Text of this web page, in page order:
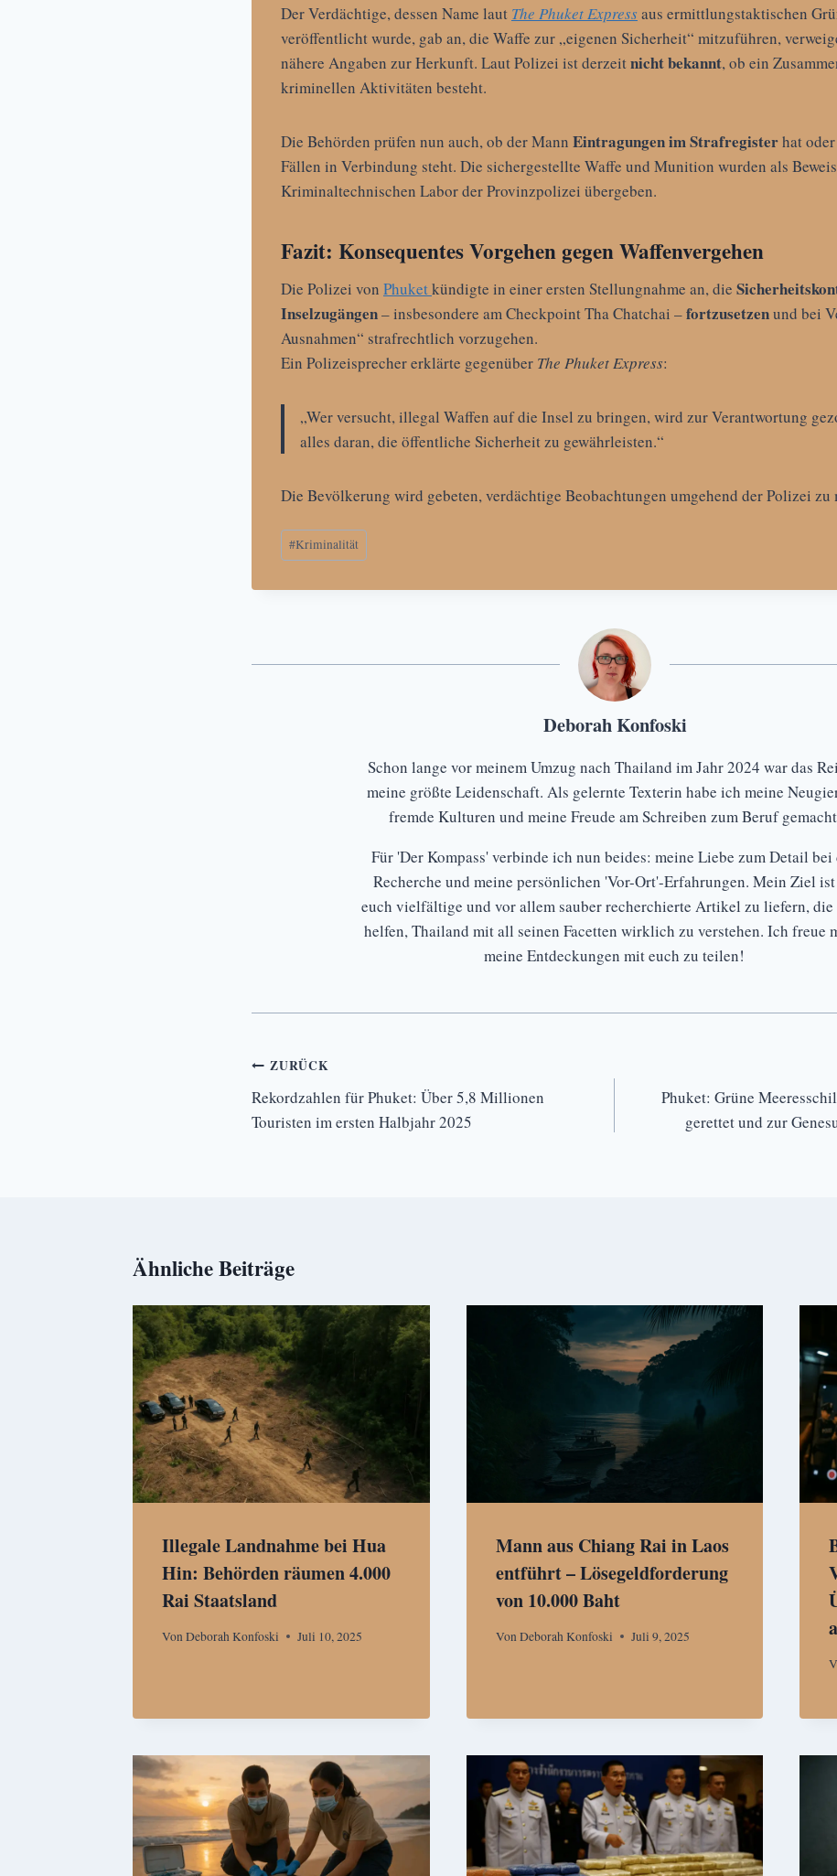
Der Verdächtige, dessen Name laut The Phuket Expressaus ermittlungstaktischen
veröffentlicht wurde, gab an, die Waffe zur „eigenen Sicherheit“ mitzuführen,
nähere Angaben zur Herkunft. Laut Polizei ist derzeitnicht bekannt, ob ein
kriminellen Aktivitäten besteht.
Die Behörden prüfen nun auch, ob der Mann Eintragungen im Strafregisterhat
Fällen in Verbindung steht. Die sichergestellte Waffe und Munition wurden als
Kriminaltechnischen Labor der Provinzpolizei übergeben.
Fazit: Konsequentes Vorgehen gegen Waffenvergehen
Die Polizei von Phuketkündigte in einer ersten Stellungnahme an, die
Inselzugängen– insbesondere am Checkpoint Tha Chatchai –fortzusetzenund bei
Ausnahmen“ strafrechtlich vorzugehen.
Ein Polizeisprecher erklärte gegenüber The Phuket Express:
„Wer versucht, illegal Waffen auf die Insel zu bringen, wird zur Verantwortung
alles daran, die öffentliche Sicherheit zu gewährleisten.“
Die Bevölkerung wird gebeten, verdächtige Beobachtungen umgehend der Polizei zu
Schlagworte:
#Kriminalität
Deborah Konfoski
Schon lange vor meinem Umzug nach Thailand im Jahr 2024 war das
meine größte Leidenschaft. Als gelernte Texterin habe ich meine
fremde Kulturen und meine Freude am Schreiben zum Beruf
Für 'Der Kompass' verbinde ich nun beides: meine Liebe zum Detail bei
Recherche und meine persönlichen 'Vor-Ort'-Erfahrungen. Mein Ziel ist
euch vielfältige und vor allem sauber recherchierte Artikel zu liefern, die
helfen, Thailand mit all seinen Facetten wirklich zu verstehen. Ich freue
meine Entdeckungen mit euch zu teilen!
Beitrags-
Navigation
ZURÜCK
Rekordzahlen für Phuket: Über 5,8 Millionen
Touristen im ersten Halbjahr 2025
Phuket: Grüne
gerettet und zur
Ähnliche Beiträge
Illegale Landnahme bei Hua
Hin: Behörden räumen 4.000
Rai Staatsland
VonDeborah Konfoski Juli 10, 2025
Mann aus Chiang Rai in Laos
entführt – Lösegeldforderung
von 10.000 Baht
VonDeborah Konfoski Juli 9, 2025